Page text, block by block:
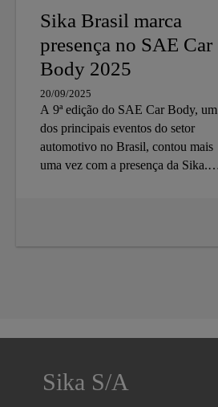
Sika Brasil marca
presença no SAE Car
Body 2025
20/09/2025
A 9ª edição do SAE Car Body, um
dos principais eventos do setor
automotivo no Brasil, contou mais
uma vez com a presença da Sika.
Sika S/A